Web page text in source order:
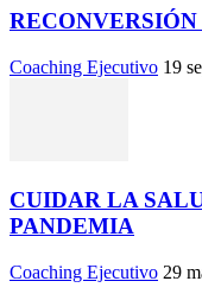
Coaching Ejecutivo 19
CUIDAR LA
PANDEMIA
Coaching Ejecutivo 29